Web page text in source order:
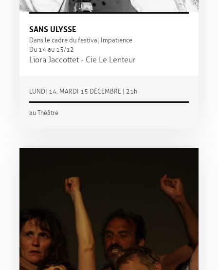
SANS ULYSSE
Dans le cadre du festival Impatience
Du 14 au 15/12
Liora Jaccottet - Cie Le Lenteur
LUNDI 14, MARDI 15 DÉCEMBRE | 21h
au Théâtre